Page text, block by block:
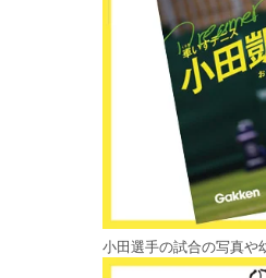
小田選手の試合の写真や